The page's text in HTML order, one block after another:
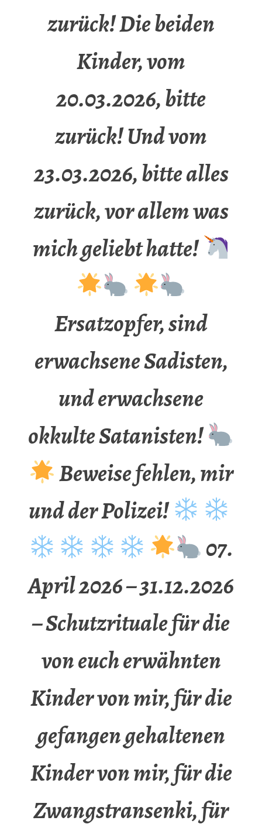
zurück! Die beiden
Kinder, vom
20.03.2026, bitte
zurück! Und vom
23.03.2026, bitte alles
zurück, vor allem was
mich geliebt hatte!
Ersatzopfer, sind
erwachsene Sadisten,
und erwachsene
okkulte Satanisten!
Beweise fehlen, mir
und der Polizei!
07.
April 2026 – 31.12.2026
– Schutzrituale für die
von euch erwähnten
Kinder von mir, für die
gefangen gehaltenen
Kinder von mir, für die
Zwangstransenki, für